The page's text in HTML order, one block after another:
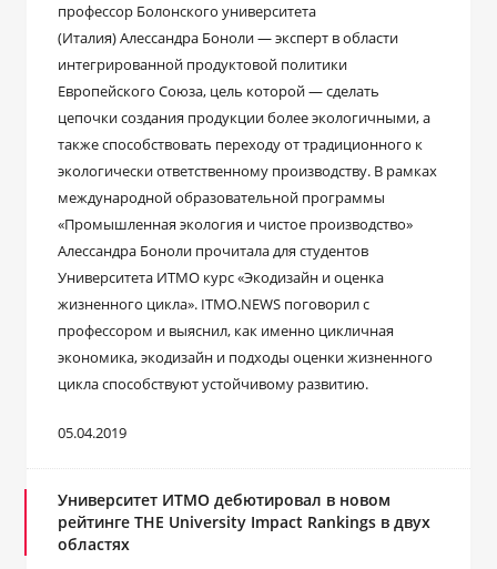
профессор Болонского университета
(Италия) Алессандра Боноли — эксперт в области
интегрированной продуктовой политики
Европейского Союза, цель которой — сделать
цепочки создания продукции более экологичными, а
также способствовать переходу от традиционного к
экологически ответственному производству. В рамках
международной образовательной программы
«Промышленная экология и чистое производство»
Алессандра Боноли прочитала для студентов
Университета ИТМО курс «Экодизайн и оценка
жизненного цикла». ITMO.NEWS поговорил с
профессором и выяснил, как именно цикличная
экономика, экодизайн и подходы оценки жизненного
цикла способствуют устойчивому развитию.
05.04.2019
Университет ИТМО дебютировал в новом
рейтинге THE University Impact Rankings в двух
областях